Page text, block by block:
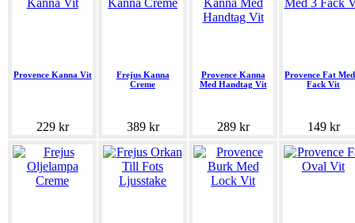
Provence Kanna Vit
229 kr
Frejus Kanna
Creme
389 kr
Provence Kanna
Med Handtag Vit
289 kr
Provence Fat
Fack Vit
149 kr